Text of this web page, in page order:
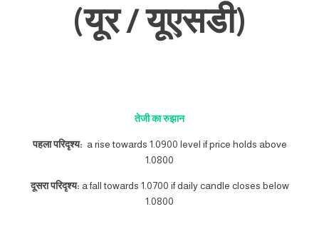
(यूर / यूएसडी)
तेजी का रुझान
पहला परिदृश्य: a rise towards 1.0900 level if price holds above
1.0800
दूसरा परिदृश्य: a fall towards 1.0700 if daily candle closes below
1.0800